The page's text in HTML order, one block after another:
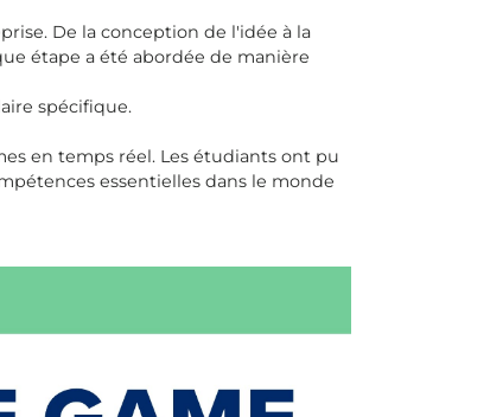
De la conception de l'idée à la
étape a été abordée de manière
spécifique.
en temps réel. Les étudiants ont pu
essentielles dans le monde